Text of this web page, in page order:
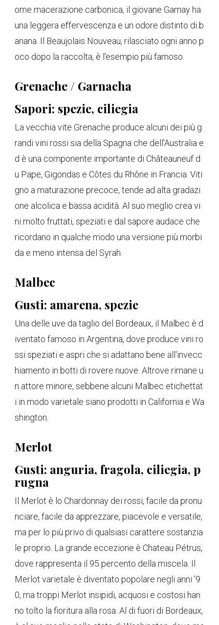
ome macerazione carbonica, il giovane Gamay ha
una leggera effervescenza e un odore distinto di b
anana. Il Beaujolais Nouveau, rilasciato ogni anno p
oco dopo la raccolta, è l'esempio più famoso.
Grenache / Garnacha
Sapori: spezie, ciliegia
La vecchia vite Grenache produce alcuni dei più g
randi vini rossi sia della Spagna che dell'Australia e
d è una componente importante di Châteauneuf d
u Pape, Gigondas e Côtes du Rhône in Francia. Viti
gno a maturazione precoce, tende ad alta gradazi
one alcolica e bassa acidità. Al suo meglio crea vi
ni molto fruttati, speziati e dal sapore audace che
ricordano in qualche modo una versione più morbi
da e meno intensa del Syrah.
Malbec
Gusti: amarena, spezie
Una delle uve da taglio del Bordeaux, il Malbec è d
iventato famoso in Argentina, dove produce vini ro
ssi speziati e aspri che si adattano bene all'invecc
hiamento in botti di rovere nuove. Altrove rimane u
n attore minore, sebbene alcuni Malbec etichettat
i in modo varietale siano prodotti in California e Wa
shington.
Merlot
Gusti: anguria, fragola, ciliegia, p
rugna
Il Merlot è lo Chardonnay dei rossi, facile da pronu
nciare, facile da apprezzare, piacevole e versatile,
ma per lo più privo di qualsiasi carattere sostanzia
le proprio. La grande eccezione è Chateau Pétrus,
dove rappresenta il 95 percento della miscela. Il
Merlot varietale è diventato popolare negli anni '9
0, ma troppi Merlot insipidi, acquosi e costosi han
no tolto la fioritura alla rosa. Al di fuori di Bordeaux,